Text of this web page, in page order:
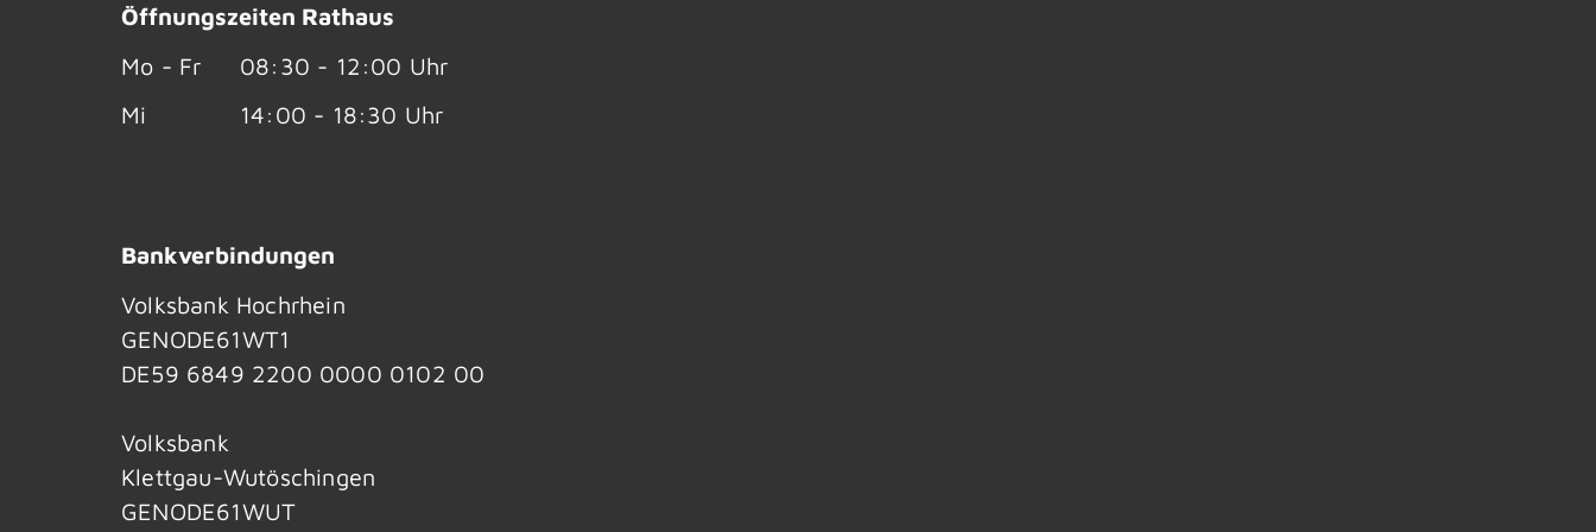
Öffnungszeiten Rathaus
Mo - Fr
08:30 - 12:00 Uhr
Mi
14:00 - 18:30 Uhr
Bankverbindungen
Volksbank Hochrhein
GENODE61WT1
DE59 6849 2200 0000 0102 00
Volksbank
Klettgau-Wutöschingen
GENODE61WUT